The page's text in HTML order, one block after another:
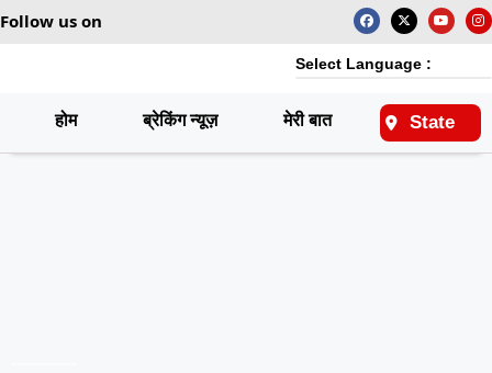
Follow us on
Select Language :
होम ब्रेकिंग न्यूज़ मेरी बात राष्ट्रीय
State